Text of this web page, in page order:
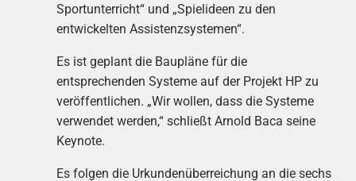
Sportunterricht“ und „Spielideen zu den
entwickelten Assistenzsystemen“.
Es ist geplant die Baupläne für die
entsprechenden Systeme auf der Projekt HP zu
veröffentlichen. „Wir wollen, dass die Systeme
verwendet werden,“ schließt Arnold Baca seine
Keynote.
Es folgen die Urkundenüberreichung an die sechs